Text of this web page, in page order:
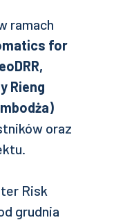
ramach
for
Rieng
oraz
Risk
grudnia